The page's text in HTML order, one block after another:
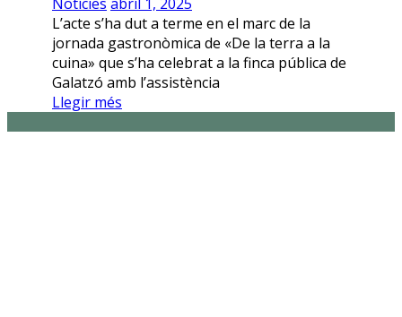
L’acte s’ha dut a terme en el marc de la
jornada gastronòmica de «De la terra a la
cuina» que s’ha celebrat a la finca pública de
Galatzó amb l’assistència
Llegir més